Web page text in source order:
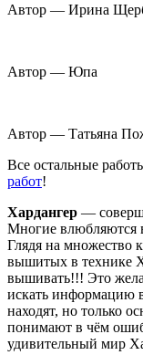
Автор — Ирина
Автор — Юпа
Автор — Татьяна
Все остальные
работ!
Хардангер —
Многие влюбляются
Глядя на множество
вышитых в технике
вышивать!!! Это
искать информацию
находят, но только
понимают в чём
удивительный мир